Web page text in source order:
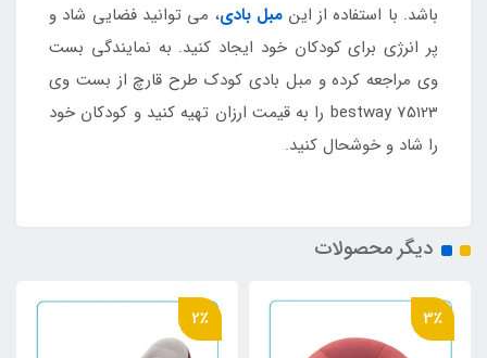
باشد. با استفاده از این مبل بادی، می توانید فضایی شاد و
پر انرژی برای کودکان خود ایجاد کنید. به نمایندگی بست
وی مراجعه کرده و مبل بادی کودک طرح قارچ از بست وی
bestway 75123 را به قیمت ارزان تهیه کنید و کودکان خود
را شاد و خوشحال کنید.
دیگر محصولات
3٪ 2٪